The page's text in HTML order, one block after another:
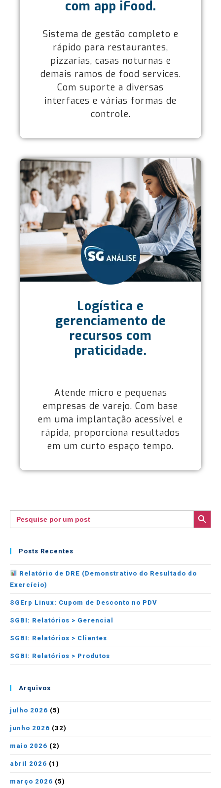
com app iFood.
Sistema de gestão completo e
rápido para restaurantes,
pizzarias, casas noturnas e
demais ramos de food services.
Com suporte a diversas
interfaces e várias formas de
controle.
Logística e
gerenciamento de
recursos com
praticidade.
Atende micro e pequenas
empresas de varejo. Com base
em uma implantação acessível e
rápida, proporciona resultados
em um curto espaço tempo.
Search
for:
SEARCH BUTTON
Posts Recentes
Relatório de DRE (Demonstrativo do Resultado do
Exercício)
SGErp Linux: Cupom de Desconto no PDV
SGBI: Relatórios > Gerencial
SGBI: Relatórios > Clientes
SGBI: Relatórios > Produtos
Arquivos
julho 2026 (5)
junho 2026 (32)
maio 2026 (2)
abril 2026 (1)
março 2026 (5)